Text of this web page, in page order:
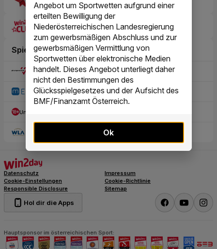
Angebot um Sportwetten aufgrund einer
erteilten Bewilligung der
Niederösterreichischen Landesregierung
zum gewerbsmäßigen Abschluss und zur
gewerbsmäßigen Vermittlung von
Sportwetten über elektronische Medien
handelt. Dieses Angebot unterliegt daher
nicht den Bestimmungen des
Glücksspielgesetzes und der Aufsicht des
BMF/Finanzamt Österreich.
Ok